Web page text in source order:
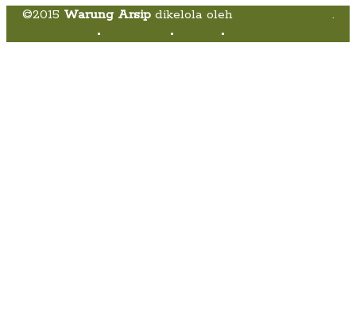
©2015 Warung Arsipdikelola oleh
.
• • •